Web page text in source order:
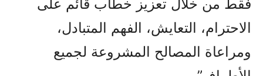
فقط من خلال تعزيز خطاب قائم على
الاحترام، التعايش، الفهم المتبادل،
ومراعاة المصالح المشروعة لجميع